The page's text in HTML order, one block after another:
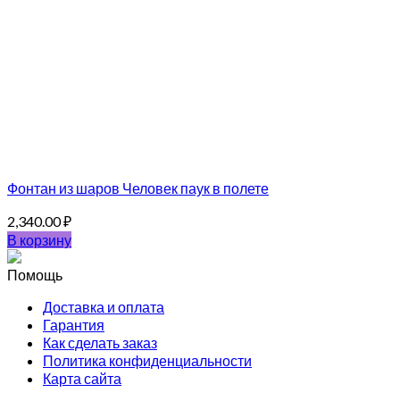
Фонтан из шаров Человек паук в полете
2,340.00₽
В корзину
Помощь
Доставка и оплата
Гарантия
Как сделать заказ
Политика конфиденциальности
Карта сайта